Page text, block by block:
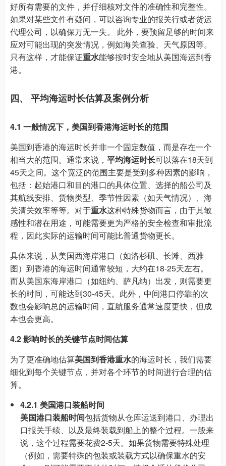
好所有需要的文件，并仔细核对文件的准确性和完整性。
如果对某些文件有疑问，可以咨询专业的报关行或者货运
代理公司，以确保万无一失。 此外，要预留足够的时间来
应对可能出现的突发情况，例如海关查验、天气原因等。
只有这样，才能保证重水能够按时安全地从美国海运到香
港。
四、 平均海运时长估算及案例分析
4.1 一般情况下，美国到香港海运时长的范围
美国到香港的海运时长并非一个固定数值，而是存在一个
相当大的范围。通常来说， 平均海运时长可以落在18天到
45天之间。这个宽泛的范围主要是受到多种因素的影响，
包括：起始港口和目的港口的具体位置、选择的船公司及
其航线安排、货物类型、季节性因素（如天气情况）、海
关清关效率等等。对于重水这种特殊货物而言，由于其敏
感性和潜在用途，可能需要更为严格的安全检查和审批流
程，因此实际的运输时间可能比普通货物更长。
具体来说，从美国西海岸港口（如洛杉矶、长滩、西雅
图）到香港的海运时间通常较短，大约在18-25天左右。
而从美国东海岸港口（如纽约、萨凡纳）出发，则需要更
长的时间，可能达到30-45天。此外，中间港口停靠的次
数也会影响总的运输时间，直航服务通常速度更快，但成
本也会更高。
4.2 影响时长的关键节点时间估算
为了更准确地估算美国到香港重水的海运时长，我们需要
细化到每个关键节点，并对各个环节的时间进行合理的估
算。
4.2.1 美国港口装船时间
美国港口装船时间包括货物从仓库运送到港口、办理出
口报关手续、以及最终装载到船上的整个过程。一般来
说，这个过程需要花费2-5天。如果货物需要特殊处理
（例如，需要特殊的包装或装载方式以确保重水的安